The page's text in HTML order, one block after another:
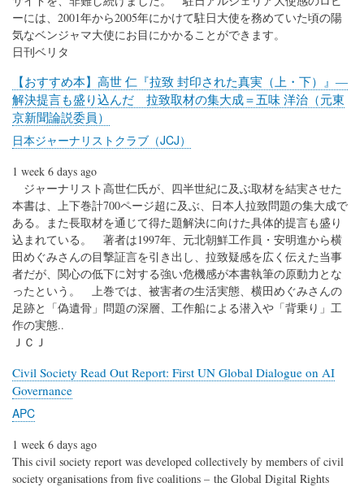
ーには、2001年から2005年にかけて駐日大使を務めていた頃の陽
気なベンジャマ大使にお目にかかることができます。
日刊ベリタ
【おすすめ本】高世 仁『拉致 封印された真実（上・下）』―
解決提言も盛り込んだ 拉致取材の集大成＝五味 洋治（元東
京新聞論説委員）
日本ジャーナリストクラブ（JCJ）
1 week 6 days ago
ジャーナリスト高世仁氏が、四半世紀に及ぶ取材を結実させた
本書は、上下巻計700ページ超に及ぶ、日本人拉致問題の集大成で
ある。また長取材を通じて得た題解決に向けた具体的提言も盛り
込まれている。 著者は1997年、元北朝鮮工作員・安明進から横
田めぐみさんの目撃証言を引き出し、拉致疑感を広く伝えた当事
者だが、関心の低下に対する強い危機感が本書執筆の原動力とな
ったという。 上巻では、被害者の生活実態、横田めぐみさんの
足跡と「偽遺骨」問題の深層、工作船による潜入や「背乗り」工
作の実態..
ＪＣＪ
Civil Society Read Out Report: First UN Global Dialogue on AI
Governance
APC
1 week 6 days ago
This civil society report was developed collectively by members of civil
society organisations from five coalitions – the Global Digital Rights